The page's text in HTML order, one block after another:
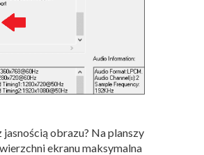
jasnością obrazu? Na planszy
ekranu maksymalna